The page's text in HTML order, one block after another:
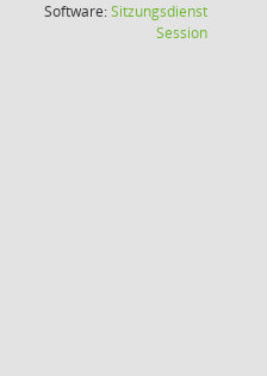
Software:Sitzungsdienst
Session(Wird in